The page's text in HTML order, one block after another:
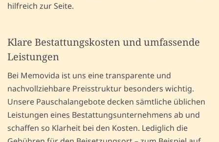
hilfreich zur Seite.
Klare Bestattungskosten und umfassende
Leistungen
Bei Memovida ist uns eine transparente und
nachvollziehbare Preisstruktur besonders wichtig.
Unsere Pauschalangebote decken sämtliche üblichen
Leistungen eines Bestattungsunternehmens ab und
schaffen so Klarheit bei den Kosten. Lediglich die